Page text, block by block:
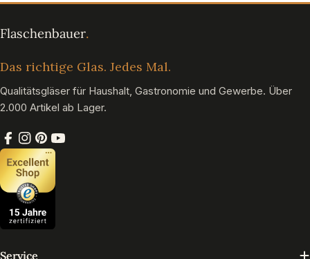
Das richtige Glas. Jedes Mal.
Qualitätsgläser für Haushalt, Gastronomie und Gewerbe. Über
2.000 Artikel ab Lager.
Facebook
Instagram
Pinterest
YouTube
Service